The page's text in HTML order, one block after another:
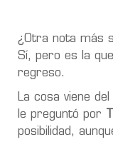
¿Otra nota más
Sí, pero es la
regreso.
La cosa viene
le preguntó por
posibilidad,